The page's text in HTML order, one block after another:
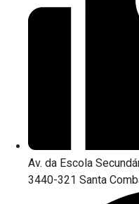
Av. da Escola
3440-321 Santa